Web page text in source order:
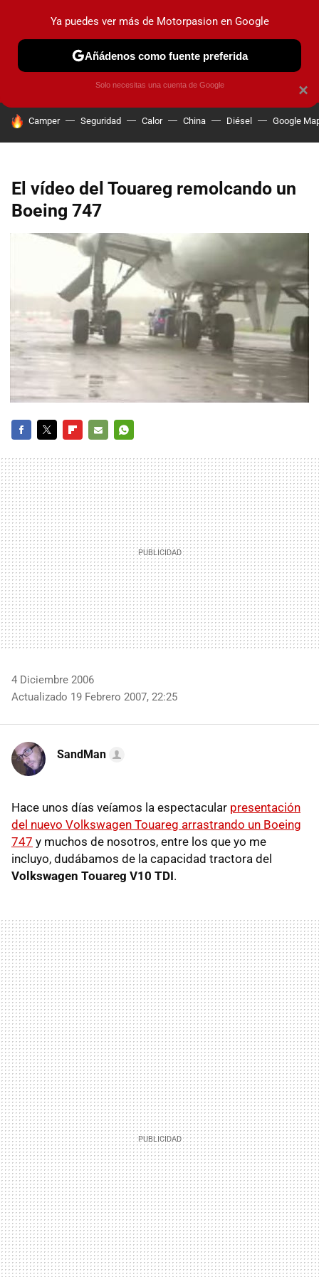
PRUEBAS COCHES ELÉCTRICOS OBSERVATORIO
HOY SE HABLA DE
Camper Seguridad Calor China Diésel Google
El vídeo del Touareg remolcando un
Boeing 747
MAIL
4 Diciembre 2006
Actualizado 19 Febrero 2007, 22:25
SandMan
Hace unos días veíamos la espectacular presentación
del nuevo Volkswagen Touareg arrastrando un Boeing
747 y muchos de nosotros, entre los que yo me
incluyo, dudábamos de la capacidad tractora del
Volkswagen Touareg V10 TDI.
×
Ya puedes ver más de Motorpasion en Google
Añádenos como fuente preferida
Solo necesitas una cuenta de Google